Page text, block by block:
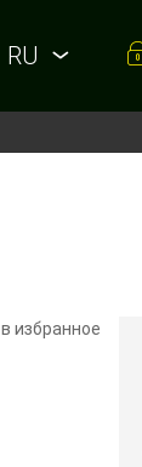
RU
в избранное